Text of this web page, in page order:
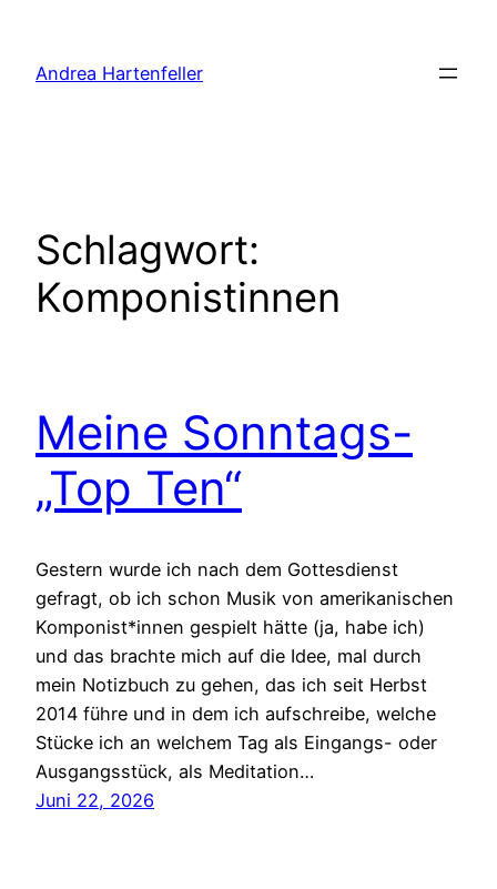
springen
Andrea Hartenfeller
Schlagwort:
Komponistinnen
Meine Sonntags-
„Top Ten“
Gestern wurde ich nach dem Gottesdienst
gefragt, ob ich schon Musik von amerikanischen
Komponist*innen gespielt hätte (ja, habe ich)
und das brachte mich auf die Idee, mal durch
mein Notizbuch zu gehen, das ich seit Herbst
2014 führe und in dem ich aufschreibe, welche
Stücke ich an welchem Tag als Eingangs- oder
Ausgangsstück, als Meditation…
Juni 22, 2026